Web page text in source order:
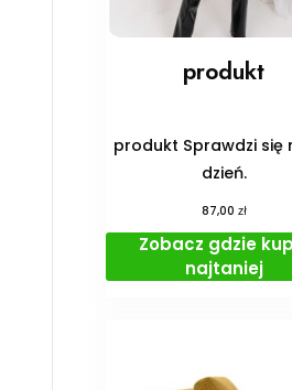
produkt
produkt Sprawdzi się
dzień.
87,00 zł
Zobacz gdzie
najtaniej